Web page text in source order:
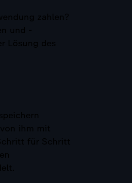
zahlen?
und -
Lösung des
ihm mit
für Schritt